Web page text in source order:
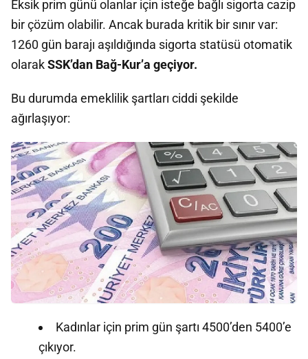
Eksik prim günü olanlar için isteğe bağlı sigorta cazip
bir çözüm olabilir. Ancak burada kritik bir sınır var:
1260 gün barajı aşıldığında sigorta statüsü otomatik
olarakSSK’dan Bağ-Kur’a geçiyor.
Bu durumda emeklilik şartları ciddi şekilde
ağırlaşıyor:
Kadınlar için prim gün şartı 4500’den 5400’e
çıkıyor.